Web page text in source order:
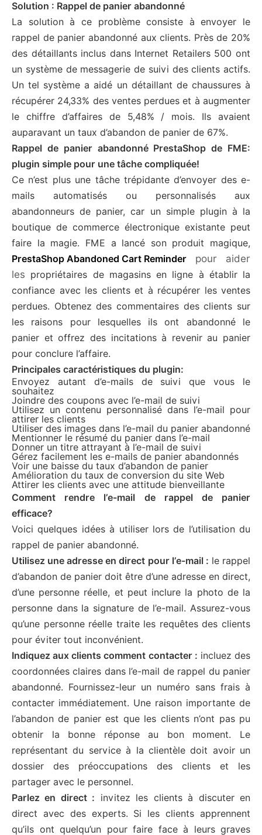
Solution : Rappel de panier abandonné
La solution à ce problème consiste à envoyer le
rappel de panier abandonné aux clients. Près de 20%
des détaillants inclus dans Internet Retailers 500 ont
un système de messagerie de suivi des clients actifs.
Un tel système a aidé un détaillant de chaussures à
récupérer 24,33% des ventes perdues et à augmenter
le chiffre d’affaires de 5,48% / mois. Ils avaient
auparavant un taux d’abandon de panier de 67%.
Rappel de panier abandonné PrestaShop de FME:
plugin simple pour une tâche compliquée!
Ce n’est plus une tâche trépidante d’envoyer des e-
mails automatisés ou personnalisés aux
abandonneurs de panier, car un simple plugin à la
boutique de commerce électronique existante peut
faire la magie. FME a lancé son produit magique,
PrestaShop Abandoned Cart Reminder pour aider
les propriétaires de magasins en ligne à établir la
confiance avec les clients et à récupérer les ventes
perdues. Obtenez des commentaires des clients sur
les raisons pour lesquelles ils ont abandonné le
panier et offrez des incitations à revenir au panier
pour conclure l’affaire.
Principales caractéristiques du plugin:
Envoyez autant d’e-mails de suivi que vous le
souhaitez
Joindre des coupons avec l’e-mail de suivi
Utilisez un contenu personnalisé dans l’e-mail pour
attirer les clients
Utiliser des images dans l’e-mail du panier abandonné
Mentionner le résumé du panier dans l’e-mail
Donner un titre attrayant à l’e-mail de suivi
Gérez facilement les e-mails de panier abandonnés
Voir une baisse du taux d’abandon de panier
Amélioration du taux de conversion du site Web
Attirer les clients avec une attitude bienveillante
Comment rendre l’e-mail de rappel de panier
efficace?
Voici quelques idées à utiliser lors de l’utilisation du
rappel de panier abandonné.
Utilisez une adresse en direct pour l’e-mail : le rappel
d’abandon de panier doit être d’une adresse en direct,
d’une personne réelle, et peut inclure la photo de la
personne dans la signature de l’e-mail. Assurez-vous
qu’une personne réelle traite les requêtes des clients
pour éviter tout inconvénient.
Indiquez aux clients comment contacter : incluez des
coordonnées claires dans l’e-mail de rappel du panier
abandonné. Fournissez-leur un numéro sans frais à
contacter immédiatement. Une raison importante de
l’abandon de panier est que les clients n’ont pas pu
obtenir la bonne réponse au bon moment. Le
représentant du service à la clientèle doit avoir un
dossier des préoccupations des clients et les
partager avec le personnel.
Parlez en direct :
invitez les clients à discuter en
direct avec des experts. Si les clients apprennent
qu’ils ont quelqu’un pour faire face à leurs graves